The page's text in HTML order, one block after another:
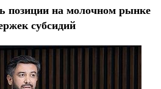
позиции на молочном рынке
субсидий